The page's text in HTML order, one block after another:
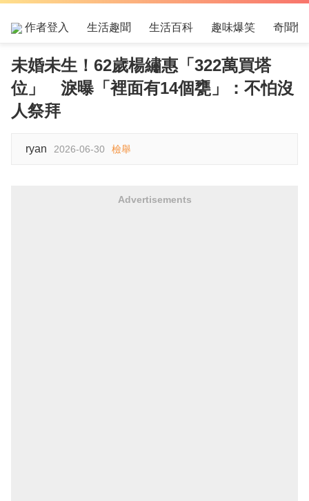
作者登入 生活趣聞 生活百科 趣味爆笑 奇聞怪
未婚未生！62歲楊繡惠「322萬買塔
位」 淚曝「裡面有14個甕」：不怕沒
人祭拜
ryan 2026-06-30 檢舉
Advertisements